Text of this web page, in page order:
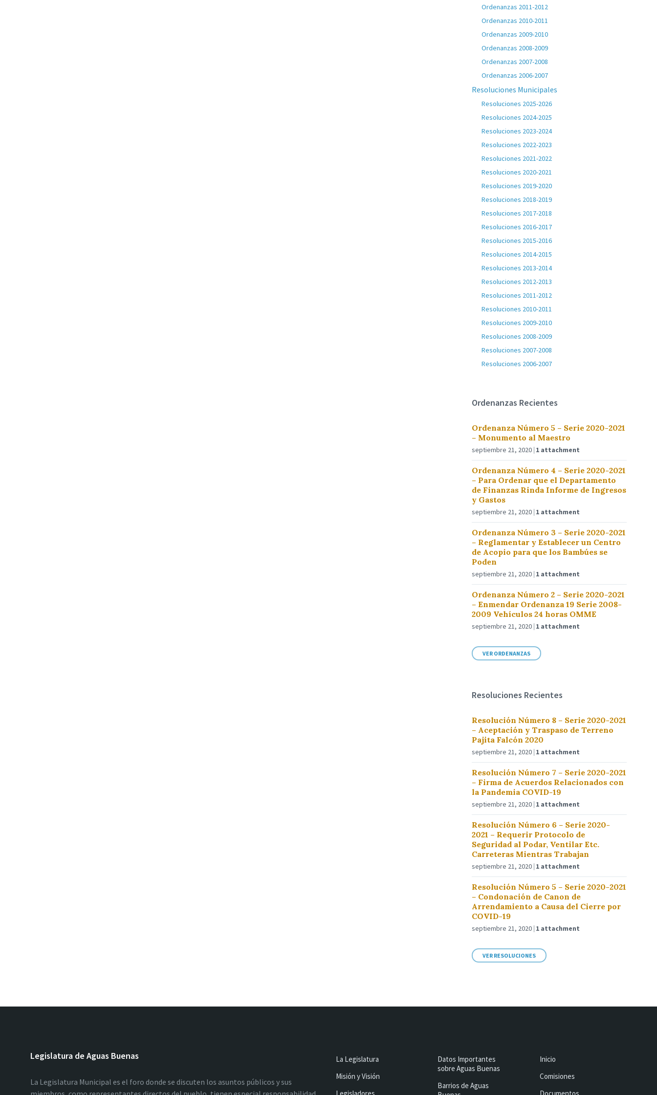
Ordenanzas 2011-2012
Ordenanzas 2010-2011
Ordenanzas 2009-2010
Ordenanzas 2008-2009
Ordenanzas 2007-2008
Ordenanzas 2006-2007
Resoluciones Municipales
Resoluciones 2025-2026
Resoluciones 2024-2025
Resoluciones 2023-2024
Resoluciones 2022-2023
Resoluciones 2021-2022
Resoluciones 2020-2021
Resoluciones 2019-2020
Resoluciones 2018-2019
Resoluciones 2017-2018
Resoluciones 2016-2017
Resoluciones 2015-2016
Resoluciones 2014-2015
Resoluciones 2013-2014
Resoluciones 2012-2013
Resoluciones 2011-2012
Resoluciones 2010-2011
Resoluciones 2009-2010
Resoluciones 2008-2009
Resoluciones 2007-2008
Resoluciones 2006-2007
Ordenanzas Recientes
Ordenanza Número 5 – Serie 2020-2021
– Monumento al Maestro
septiembre 21, 2020 1 attachment
Ordenanza Número 4 – Serie 2020-2021
– Para Ordenar que el Departamento
de Finanzas Rinda Informe de Ingresos
y Gastos
septiembre 21, 2020 1 attachment
Ordenanza Número 3 – Serie 2020-2021
– Reglamentar y Establecer un Centro
de Acopio para que los Bambúes se
Poden
septiembre 21, 2020 1 attachment
Ordenanza Número 2 – Serie 2020-2021
– Enmendar Ordenanza 19 Serie 2008-
2009 Vehículos 24 horas OMME
septiembre 21, 2020 1 attachment
VER ORDENANZAS
Resoluciones Recientes
Resolución Número 8 – Serie 2020-2021
– Aceptación y Traspaso de Terreno
Pajita Falcón 2020
septiembre 21, 2020 1 attachment
Resolución Número 7 – Serie 2020-2021
– Firma de Acuerdos Relacionados con
la Pandemia COVID-19
septiembre 21, 2020 1 attachment
Resolución Número 6 – Serie 2020-
2021 – Requerir Protocolo de
Seguridad al Podar, Ventilar Etc.
Carreteras Mientras Trabajan
septiembre 21, 2020 1 attachment
Resolución Número 5 – Serie 2020-2021
– Condonación de Canon de
Arrendamiento a Causa del Cierre por
COVID-19
septiembre 21, 2020 1 attachment
VER RESOLUCIONES
Legislatura de Aguas Buenas
La Legislatura Municipal es el foro donde se discuten los asuntos públicos y sus
La Legislatura
Misión y Visión
Datos Importantes
sobre Aguas Buenas
Barrios de Aguas
Inicio
Comisiones